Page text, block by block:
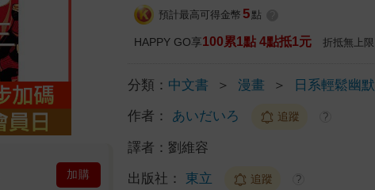
加購
預計最高可得金幣 5 點
HAPPY GO享100累1點 4點抵1元 折抵無上限
分類： 中文書 ＞ 漫畫 ＞ 日系輕鬆幽默
作者： あいだいろ 追蹤 ?
譯者： 劉維容
出版社： 東立 追蹤 ?